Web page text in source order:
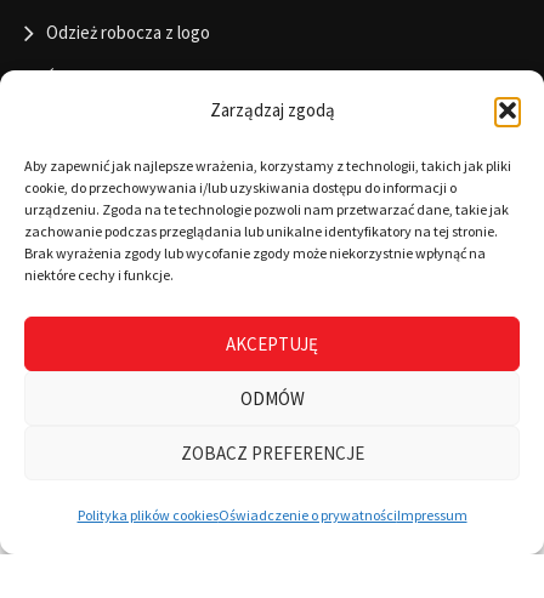
Zarządzaj zgodą
Aby zapewnić jak najlepsze wrażenia, korzystamy z technologii, takich jak pliki
cookie, do przechowywania i/lub uzyskiwania dostępu do informacji o
urządzeniu. Zgoda na te technologie pozwoli nam przetwarzać dane, takie jak
zachowanie podczas przeglądania lub unikalne identyfikatory na tej stronie.
Brak wyrażenia zgody lub wycofanie zgody może niekorzystnie wpłynąć na
niektóre cechy i funkcje.
AKCEPTUJĘ
ODMÓW
ZOBACZ PREFERENCJE
Polityka plików cookiesOświadczenie o prywatnościImpressum
Wszystkie kategorie Wyszukaj Mój koszyk
Odzież robocza z logo
Święta
Informacje
RODO
Polityka cookies
Warunki płatności